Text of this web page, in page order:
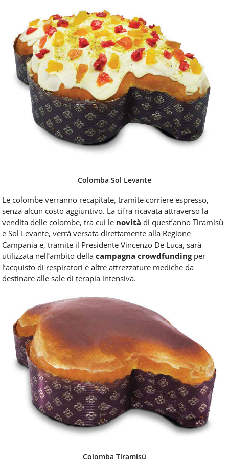
Colomba Sol Levante
Le colombe verranno recapitate, tramite corriere espresso,
senza alcun costo aggiuntivo. La cifra ricavata attraverso la
vendita delle colombe, tra cui le novità di quest’anno Tiramisù
e Sol Levante, verrà versata direttamente alla Regione
Campania e, tramite il Presidente Vincenzo De Luca, sarà
utilizzata nell’ambito della campagna crowdfundingper
l’acquisto di respiratori e altre attrezzature mediche da
destinare alle sale di terapia intensiva.
Colomba Tiramisù